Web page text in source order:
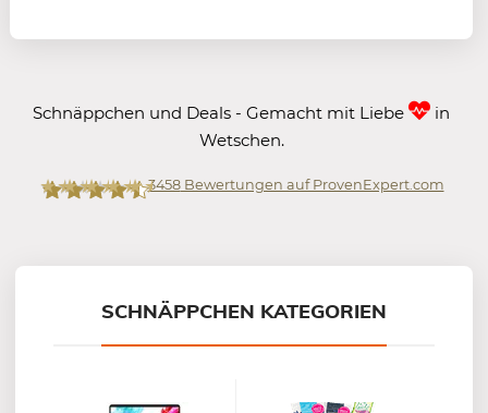
Schnäppchen und Deals - Gemacht mit Liebe
in
Wetschen.
3458Bewertungen auf ProvenExpert.com
SCHNÄPPCHEN KATEGORIEN